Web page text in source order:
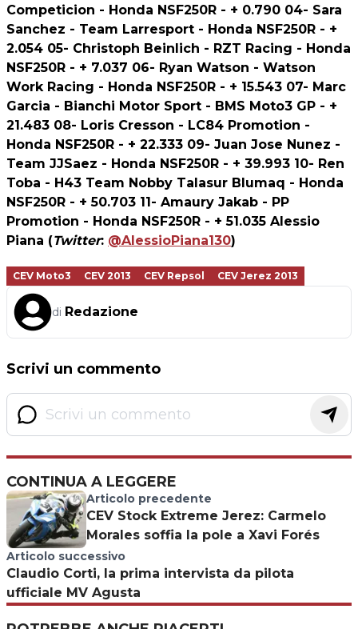
Competicion - Honda NSF250R - + 0.790 04- Sara
Sanchez - Team Larresport - Honda NSF250R - +
2.054 05- Christoph Beinlich - RZT Racing - Honda
NSF250R - + 7.037 06- Ryan Watson - Watson
Work Racing - Honda NSF250R - + 15.543 07- Marc
Garcia - Bianchi Motor Sport - BMS Moto3 GP - +
21.483 08- Loris Cresson - LC84 Promotion -
Honda NSF250R - + 22.333 09- Juan Jose Nunez -
Team JJSaez - Honda NSF250R - + 39.993 10- Ren
Toba - H43 Team Nobby Talasur Blumaq - Honda
NSF250R - + 50.703 11- Amaury Jakab - PP
Promotion - Honda NSF250R - + 51.035 Alessio
Piana (Twitter: @AlessioPiana130)
CEV Moto3 CEV 2013 CEV Repsol CEV Jerez 2013
di Redazione
Scrivi un commento
CONTINUA A LEGGERE
Articolo precedente
CEV Stock Extreme Jerez: Carmelo
Morales soffia la pole a Xavi Forés
Articolo successivo
Claudio Corti, la prima intervista da pilota
ufficiale MV Agusta